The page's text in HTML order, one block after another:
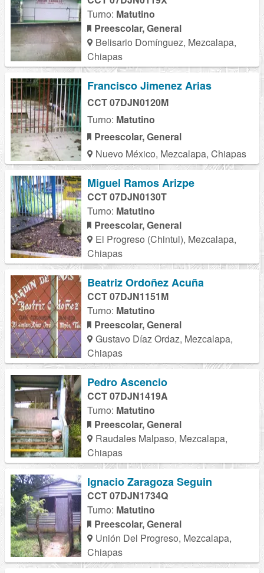
Turno: Matutino
Preescolar, General
Belisario Domínguez, Mezcalapa,
Chiapas
Francisco Jimenez Arias
CCT 07DJN0120M
Turno: Matutino
Preescolar, General
Nuevo México, Mezcalapa, Chiapas
Miguel Ramos Arizpe
CCT 07DJN0130T
Turno: Matutino
Preescolar, General
El Progreso (Chintul), Mezcalapa,
Chiapas
Beatriz Ordoñez Acuña
CCT 07DJN1151M
Turno: Matutino
Preescolar, General
Gustavo Díaz Ordaz, Mezcalapa,
Chiapas
Pedro Ascencio
CCT 07DJN1419A
Turno: Matutino
Preescolar, General
Raudales Malpaso, Mezcalapa,
Chiapas
Ignacio Zaragoza Seguin
CCT 07DJN1734Q
Turno: Matutino
Preescolar, General
Unión Del Progreso, Mezcalapa,
Chiapas